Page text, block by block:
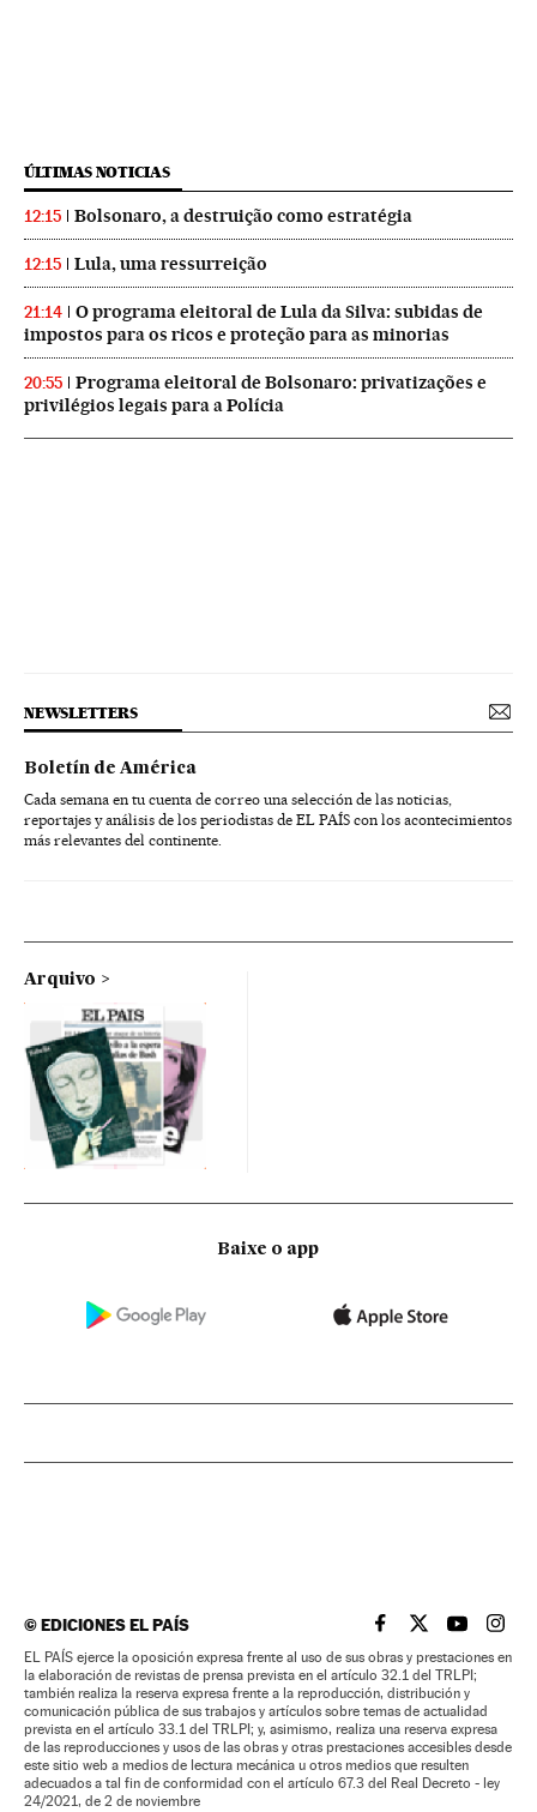
ÚLTIMAS NOTICIAS
12:15 Bolsonaro, a destruição como estratégia
12:15 Lula, uma ressurreição
21:14
O programa eleitoral de Lula da Silva: subidas de
impostos para os ricos e proteção para as minorias
20:55
Programa eleitoral de Bolsonaro: privatizações e
privilégios legais para a Polícia
NEWSLETTERS
Boletín de América
Cada semana en tu cuenta de correo una selección de las noticias,
reportajes y análisis de los periodistas de EL PAÍS con los acontecimientos
más relevantes del continente.
Arquivo
Baixe o app
©EDICIONES EL PAÍS EL PAÍS BRASIL EN
EL PAÍSEL PAÍS
EL
EL PAÍS ejerce la oposición expresa frente al uso de sus obras y prestaciones en
la elaboración de revistas de prensa prevista en el artículo 32.1 del TRLPI;
también realiza la reserva expresa frente a la reproducción, distribución y
comunicación pública de sus trabajos y artículos sobre temas de actualidad
prevista en el artículo 33.1 del TRLPI; y, asimismo, realiza una reserva expresa
de las reproducciones y usos de las obras y otras prestaciones accesibles desde
este sitio web a medios de lectura mecánica u otros medios que resulten
adecuados a tal fin de conformidad con el artículo 67.3 del Real Decreto - ley
24/2021, de 2 de noviembre